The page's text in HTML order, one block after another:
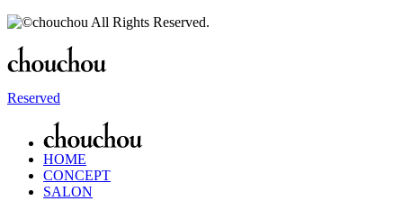
Reserved
HOME
CONCEPT
SALON